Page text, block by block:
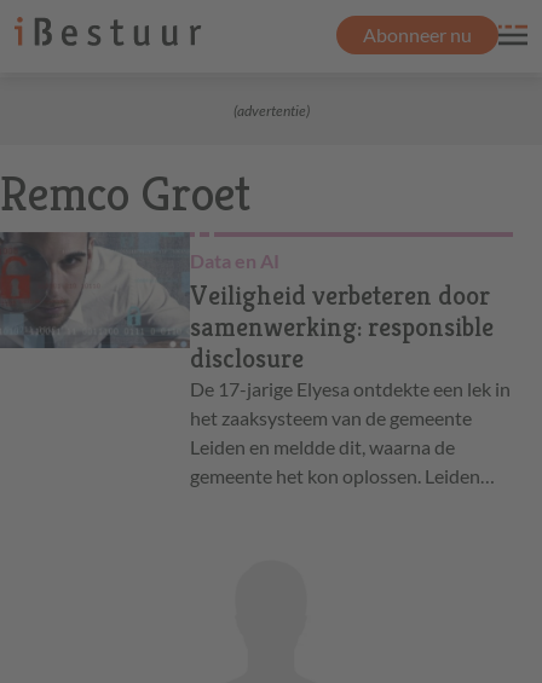
Abonneer nu
(advertentie)
Remco Groet
Data en AI
Veiligheid verbeteren door
samenwerking: responsible
disclosure
De 17-jarige Elyesa ontdekte een lek in
het zaaksysteem van de gemeente
Leiden en meldde dit, waarna de
gemeente het kon oplossen. Leiden…